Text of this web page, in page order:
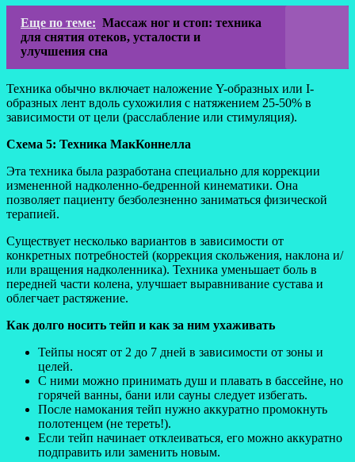
Еще по теме: Массаж ног и стоп: техника
для снятия отеков, усталости и
улучшения сна
Техника обычно включает наложение Y-образных или I-
образных лент вдоль сухожилия с натяжением 25-50% в
зависимости от цели (расслабление или стимуляция).
Схема 5: Техника МакКоннелла
Эта техника была разработана специально для коррекции
измененной надколенно-бедренной кинематики. Она
позволяет пациенту безболезненно заниматься физической
терапией.
Существует несколько вариантов в зависимости от
конкретных потребностей (коррекция скольжения, наклона и/
или вращения надколенника). Техника уменьшает боль в
передней части колена, улучшает выравнивание сустава и
облегчает растяжение.
Как долго носить тейп и как за ним ухаживать
Тейпы носят от 2 до 7 дней в зависимости от зоны и
целей.
С ними можно принимать душ и плавать в бассейне, но
горячей ванны, бани или сауны следует избегать.
После намокания тейп нужно аккуратно промокнуть
полотенцем (не тереть!).
Если тейп начинает отклеиваться, его можно аккуратно
подправить или заменить новым.